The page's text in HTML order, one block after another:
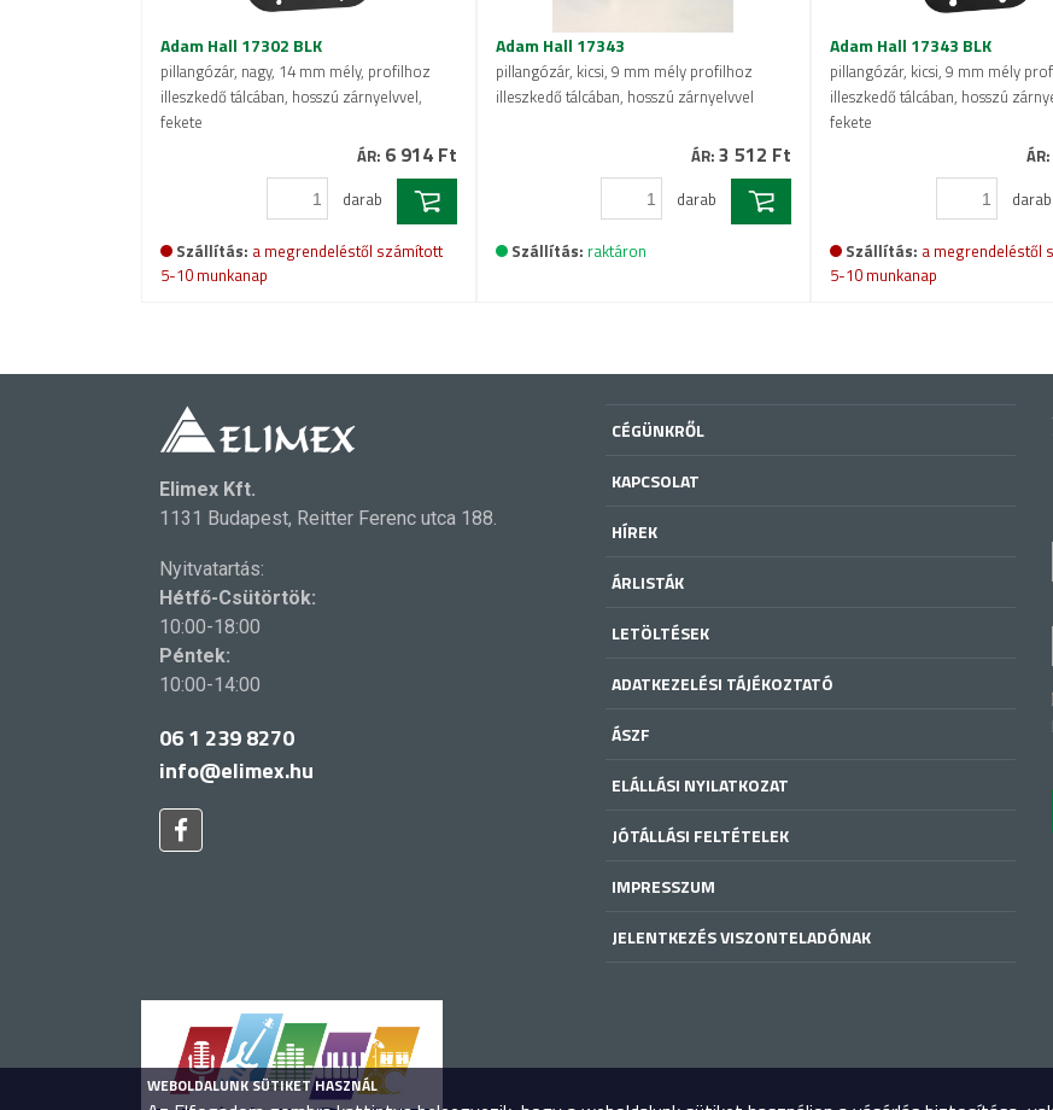
Adam Hall 17302 BLK
pillangózár, nagy, 14 mm mély, profilhoz
illeszkedő tálcában, hosszú zárnyelvvel,
fekete
ÁR: 6 914 Ft
darab
Szállítás: a megrendeléstől számított
5-10 munkanap
Adam Hall 17343
pillangózár, kicsi, 9 mm mély profilhoz
illeszkedő tálcában, hosszú zárnyelvvel
ÁR: 3 512 Ft
darab
Szállítás: raktáron
Adam Hall 17343 BLK
pillangózár, kicsi, 9 mm mély
illeszkedő tálcában, hosszú
fekete
ÁR:
darab
Szállítás: a megrendeléstől
5-10 munkanap
Elimex Kft.
1131 Budapest, Reitter Ferenc utca 188.
Nyitvatartás:
Hétfő-Csütörtök:
10:00-18:00
Péntek:
10:00-14:00
06 1 239 8270
info@elimex.hu
CÉGÜNKRŐL
KAPCSOLAT
HÍREK
ÁRLISTÁK
LETÖLTÉSEK
ADATKEZELÉSI TÁJÉKOZTATÓ
ÁSZF
ELÁLLÁSI NYILATKOZAT
JÓTÁLLÁSI FELTÉTELEK
IMPRESSZUM
JELENTKEZÉS VISZONTELADÓNAK
WEBOLDALUNK SÜTIKET HASZNÁL